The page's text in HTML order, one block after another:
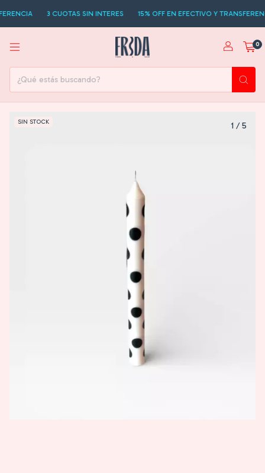
3 CUOTAS SIN INTERES 15% OFF EN EFECTIVO Y
0
SIN STOCK 1 /5